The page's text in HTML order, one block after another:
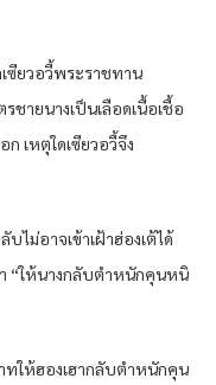
ซียวอวี้พระราชทาน
ายนางเป็นเลือดเนื้อเชื้อ
เหตุใดเซียวอวี้จึง
ไม่อาจเข้าเฝ้าฮ่องเต้ได้
“ให้นางกลับตำหนักคุนหนิ
ให้ฮองเฮากลับตำหนักคุน